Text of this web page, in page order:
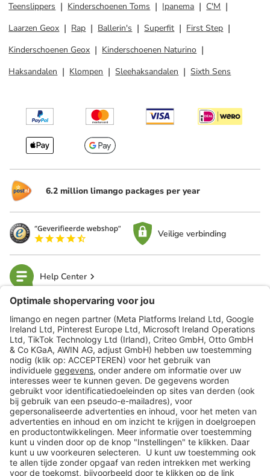
Teenslippers
Kinderschoenen Toms Ipanema
C'M
Laarzen Geox
Rap Ballerin's Superfit
First Step
Kinderschoenen Geox
Kinderschoenen Naturino
Haksandalen
Klompen Sleehaksandalen Sixth Sens
6.2 million limango packages per year
Veilige verbinding
Help Center
limango
Veilig winkelen
Klantenservice
Shop
Acties